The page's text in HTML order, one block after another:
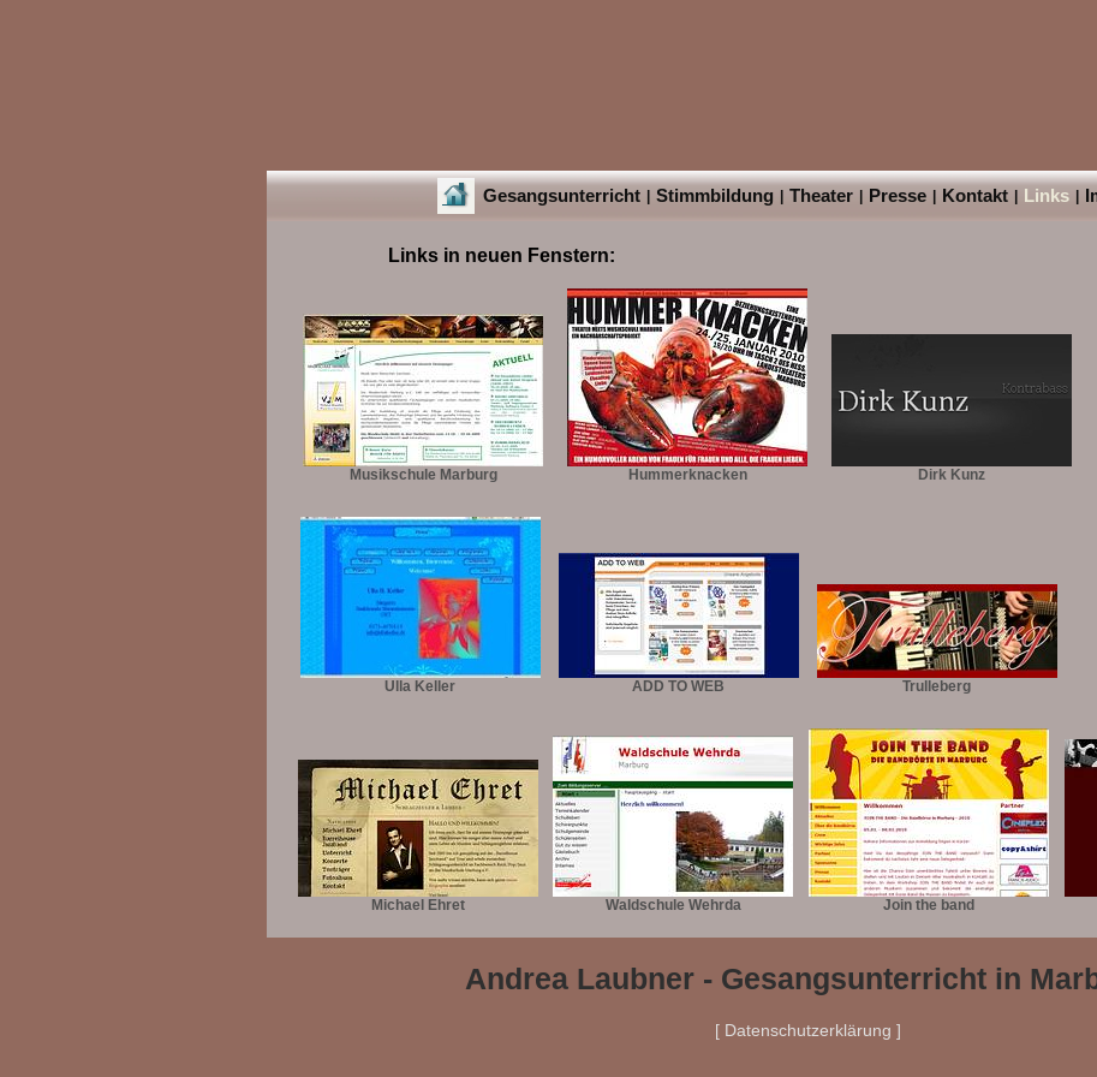
Gesangsunterricht Stimmbildung Theater Presse Kontakt Links
Links in neuen Fenstern:
Musikschule Marburg Hummerknacken Dirk Kunz
Ulla Keller ADD TO WEB Trulleberg
Michael Ehret Waldschule Wehrda Join the band
Andrea Laubner - Gesangsunterricht in
[ Datenschutzerklärung ]